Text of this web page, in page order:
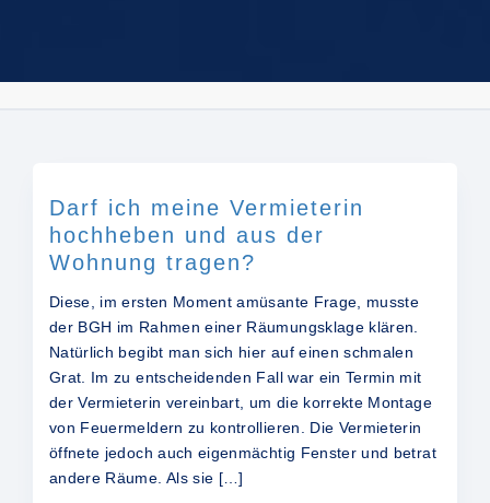
Darf ich meine Vermieterin
hochheben und aus der
Wohnung tragen?
Diese, im ersten Moment amüsante Frage, musste
der BGH im Rahmen einer Räumungsklage klären.
Natürlich begibt man sich hier auf einen schmalen
Grat. Im zu entscheidenden Fall war ein Termin mit
der Vermieterin vereinbart, um die korrekte Montage
von Feuermeldern zu kontrollieren. Die Vermieterin
öffnete jedoch auch eigenmächtig Fenster und betrat
andere Räume. Als sie […]